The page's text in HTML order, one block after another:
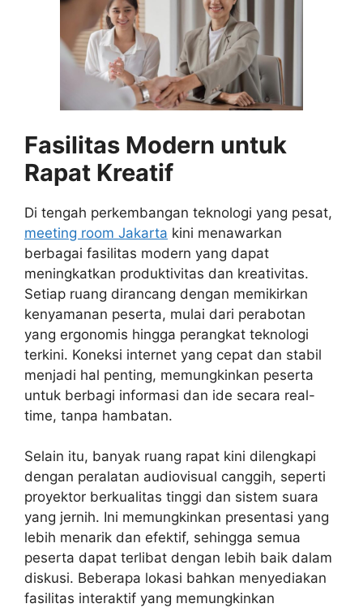
Fasilitas Modern untuk
Rapat Kreatif
Di tengah perkembangan teknologi yang pesat,
meeting room Jakarta kini menawarkan
berbagai fasilitas modern yang dapat
meningkatkan produktivitas dan kreativitas.
Setiap ruang dirancang dengan memikirkan
kenyamanan peserta, mulai dari perabotan
yang ergonomis hingga perangkat teknologi
terkini. Koneksi internet yang cepat dan stabil
menjadi hal penting, memungkinkan peserta
untuk berbagi informasi dan ide secara real-
time, tanpa hambatan.
Selain itu, banyak ruang rapat kini dilengkapi
dengan peralatan audiovisual canggih, seperti
proyektor berkualitas tinggi dan sistem suara
yang jernih. Ini memungkinkan presentasi yang
lebih menarik dan efektif, sehingga semua
peserta dapat terlibat dengan lebih baik dalam
diskusi. Beberapa lokasi bahkan menyediakan
fasilitas interaktif yang memungkinkan